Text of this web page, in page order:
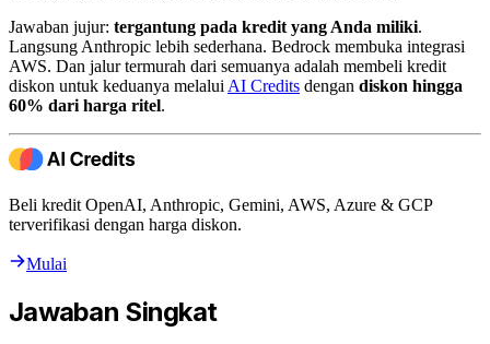
Jawaban jujur: tergantung pada kredit yang Anda miliki.
Langsung Anthropic lebih sederhana. Bedrock membuka integrasi
AWS. Dan jalur termurah dari semuanya adalah membeli kredit
diskon untuk keduanya melalui AI Credits dengan diskon hingga
60% dari harga ritel.
Beli kredit OpenAI, Anthropic, Gemini, AWS, Azure & GCP
terverifikasi dengan harga diskon.
Mulai
Jawaban Singkat